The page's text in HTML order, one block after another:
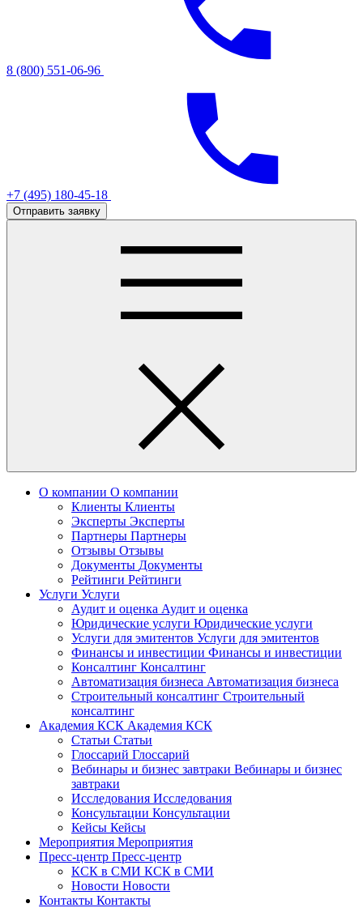
8 (800) 551-06-96
+7 (495) 180-45-18
Отправить заявку
О компании О компании
Клиенты Клиенты
Эксперты Эксперты
Партнеры Партнеры
Отзывы Отзывы
Документы Документы
Рейтинги Рейтинги
Услуги Услуги
Аудит и оценка Аудит и оценка
Юридические услуги Юридические услуги
Услуги для эмитентов Услуги для эмитентов
Финансы и инвестиции Финансы и инвестиции
Консалтинг Консалтинг
Автоматизация бизнеса Автоматизация бизнеса
Строительный консалтинг Строительный
консалтинг
Академия КСК Академия КСК
Статьи Статьи
Глоссарий Глоссарий
Вебинары и бизнес завтраки Вебинары и бизнес
завтраки
Исследования Исследования
Консультации Консультации
Кейсы Кейсы
Мероприятия Мероприятия
Пресс-центр Пресс-центр
КСК в СМИ КСК в СМИ
Новости Новости
Контакты Контакты